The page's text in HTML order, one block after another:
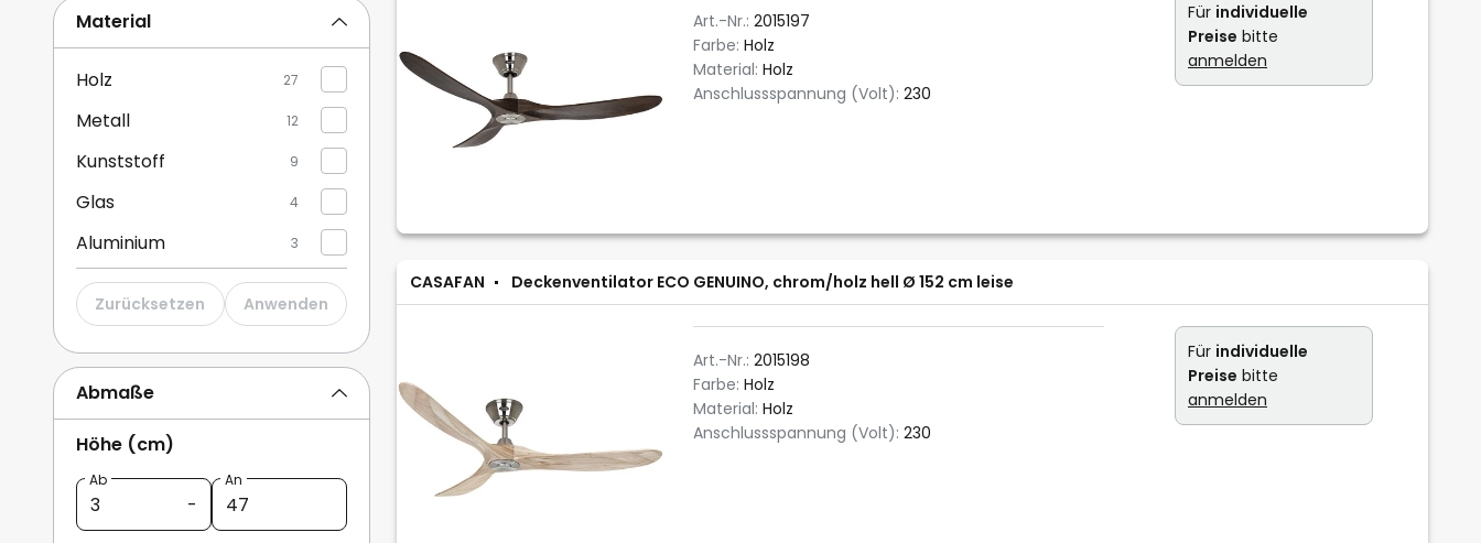
Art.-Nr.: 2015197
Farbe: Holz
Material: Holz
Anschlussspannung (Volt): 230
Für individuelle
Preise bitte
anmelden
CASAFAN Deckenventilator ECO GENUINO, chrom/holz hell Ø 152 cm leise
Art.-Nr.: 2015198
Farbe: Holz
Material: Holz
Anschlussspannung (Volt): 230
Für individuelle
Preise bitte
anmelden
Material
Holz 27
Metall 12
Kunststoff 9
Glas 4
Aluminium 3
Zurücksetzen Anwenden
Abmaße
Höhe (cm)
Ab An